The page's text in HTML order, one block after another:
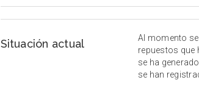
Situación actual
Al momento
repuestos que
se ha
se han